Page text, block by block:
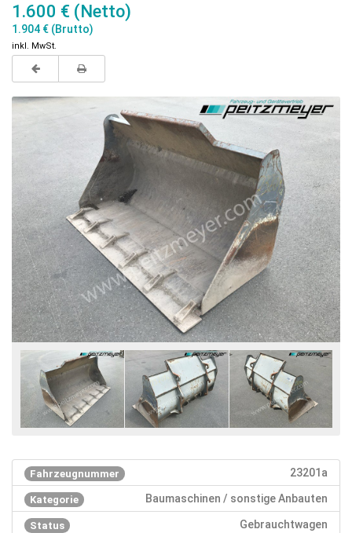
1.600 € (Netto)
1.904 € (Brutto)
inkl. MwSt.
Fahrzeugnummer 23201a
Kategorie Baumaschinen / sonstige Anbauten
Status Gebrauchtwagen